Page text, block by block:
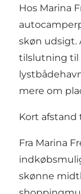
Hos Marina
skøn udsigt.
tilslutning til
mere om
Kort afstand
Fra Marina
skønne